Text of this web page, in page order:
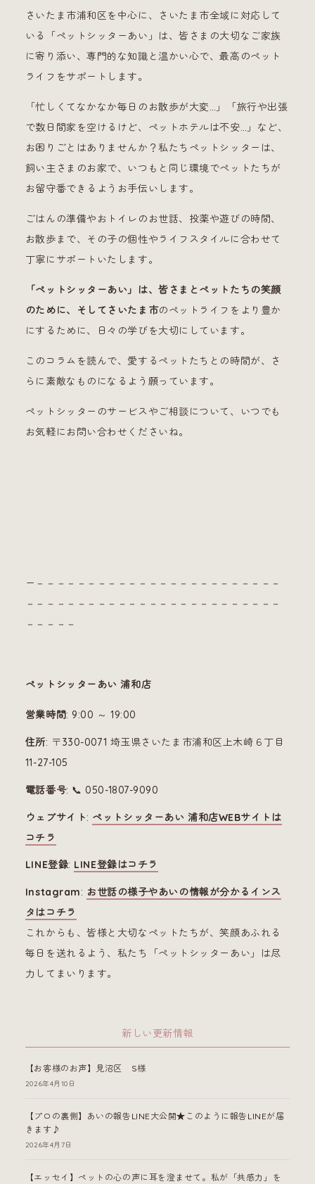
さいたま市浦和区を中心に、さいたま市全域に対応して
いる「ペットシッターあい」は、皆さまの大切なご家族
に寄り添い、専門的な知識と温かい心で、最高のペット
ライフをサポートします。
「忙しくてなかなか毎日のお散歩が大変…」「旅行や出張
で数日間家を空けるけど、ペットホテルは不安…」など、
お困りごとはありませんか？私たちペットシッターは、
飼い主さまのお家で、いつもと同じ環境でペットたちが
お留守番できるようお手伝いします。
ごはんの準備やおトイレのお世話、投薬や遊びの時間、
お散歩まで、その子の個性やライフスタイルに合わせて
丁寧にサポートいたします。
「ペットシッターあい」は、皆さまとペットたちの笑顔
のために、そしてさいたま市のペットライフをより豊か
にするために、日々の学びを大切にしています。
このコラムを読んで、愛するペットたちとの時間が、さ
らに素敵なものになるよう願っています。
ペットシッターのサービスやご相談について、いつでも
お気軽にお問い合わせくださいね。
ー－－－－－－－－－－－－－－－－－－－－－－－－
－－－－－－－－－－－－－－－－－－－－－－－－－
－－－－－
ペットシッターあい 浦和店
営業時間: 9:00 ～ 19:00
住所: 〒330-0071 埼玉県さいたま市浦和区上木崎６丁目
11-27-105
電話番号: 📞 050-1807-9090
ウェブサイト: ペットシッターあい 浦和店WEBサイトは
コチラ
LINE登録: LINE登録はコチラ
Instagram: お世話の様子やあいの情報が分かるインス
タはコチラ
これからも、皆様と大切なペットたちが、笑顔あふれる
毎日を送れるよう、私たち「ペットシッターあい」は尽
力してまいります。
新しい更新情報
【お客様のお声】見沼区 S様
2026年4月10日
【プロの裏側】あいの報告LINE大公開★このように報告LINEが届
きます♪
2026年4月7日
【エッセイ】ペットの心の声に耳を澄ませて。私が「共感力」を